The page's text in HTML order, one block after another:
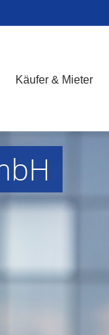
Käufer & Mieter